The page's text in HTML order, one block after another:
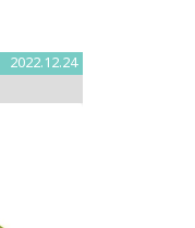
2022.12.24